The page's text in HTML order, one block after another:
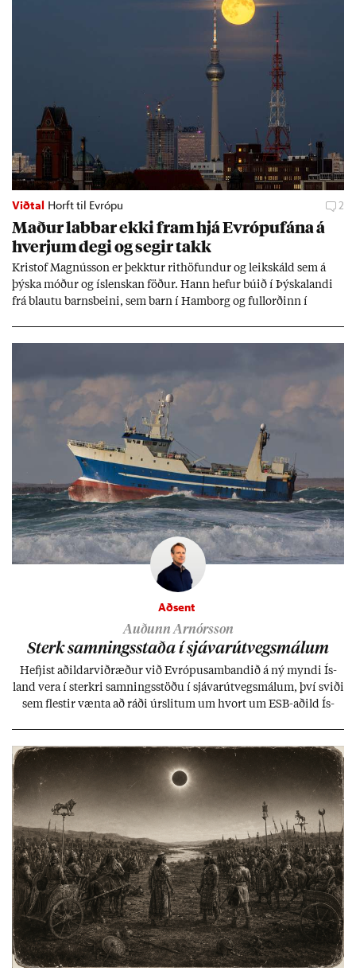
Viðtal Horft til Evrópu 2
Mað­ur labb­ar ekki fram hjá Evr­ópuf­ána á
hverj­um degi og seg­ir takk
Kri­stof Magnús­son er þekkt­ur rit­höf­und­ur og leik­skáld sem á
þýska móð­ur og ís­lensk­an föð­ur. Hann hef­ur bú­ið í Þýskalandi
frá blautu barns­beini, sem barn í Ham­borg og full­orð­inn í
Aðsent
Auðunn Arnórsson
Sterk samn­ings­staða í sjáv­ar­út­vegs­mál­um
Hefj­ist að­ild­ar­við­ræð­ur við Evr­ópu­sam­band­ið á ný myndi Ís­
land vera í sterkri samn­ings­stöðu í sjáv­ar­út­vegs­mál­um, því sviði
sem flest­ir vænta að ráði úr­slit­um um hvort um ESB-að­ild Ís­
kerfi, en sveigj­an­leiki til lausna er um­tals­verð­ur.